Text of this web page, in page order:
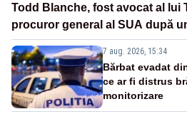
Todd Blanche, fost avocat al lui
procuror general al SUA după
7 aug. 2026, 15:34
Bărbat evadat
ce ar fi distrus
monitorizare